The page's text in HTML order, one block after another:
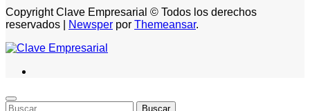
Copyright Clave Empresarial © Todos los derechos
reservados
Newsper por Themeansar.
Buscar: